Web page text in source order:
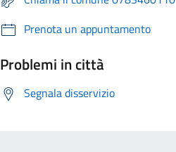
Prenota un appuntamento
Problemi in città
Segnala disservizio